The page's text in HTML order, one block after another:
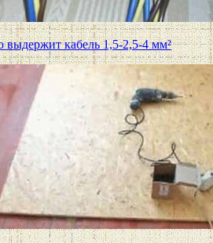
выдержит кабель 1,5-2,5-4 мм²